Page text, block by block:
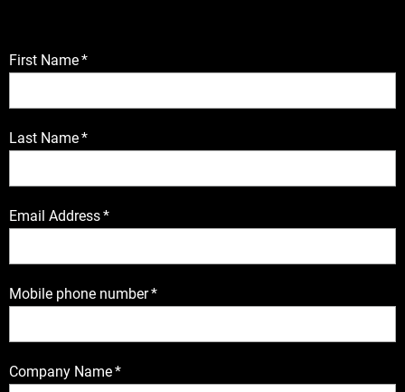
First Name*
Last Name*
Email Address*
Mobile phone number*
Company Name*